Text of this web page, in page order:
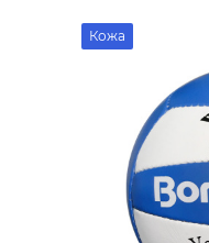
Кожа